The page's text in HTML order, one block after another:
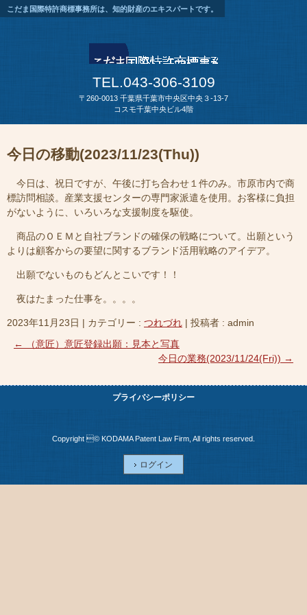
こだま国際特許商標事務所は、知的財産のエキスパートです。
TEL.043-306-3109
〒260-0013 千葉県千葉市中央区中央３-13-7
コスモ千葉中央ビル4階
今日の移動(2023/11/23(Thu))
今日は、祝日ですが、午後に打ち合わせ１件のみ。市原市内で商
標訪問相談。産業支援センターの専門家派遣を使用。お客様に負担
がないように、いろいろな支援制度を駆使。
商品のＯＥＭと自社ブランドの確保の戦略について。出願という
よりは顧客からの要望に関するブランド活用戦略のアイデア。
出願でないものもどんとこいです！！
夜はたまった仕事を。。。。
2023年11月23日 | カテゴリー : つれづれ | 投稿者 : admin
←
（意匠）意匠登録出願：見本と写真
今日の業務(2023/11/24(Fri)) →
プライバシーポリシー
Copyright © KODAMA Patent Law Firm, All rights reserved.
ログイン